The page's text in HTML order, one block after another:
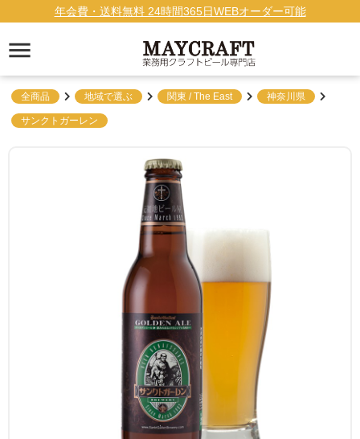
年会費・送料無料 24時間365日WEBオーダー可能
全商品 地域で選ぶ 関東 / The East 神奈川県
サンクトガーレン